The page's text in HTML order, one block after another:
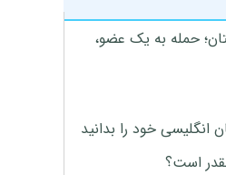
حمله به یک عضو،
خود را بدانید